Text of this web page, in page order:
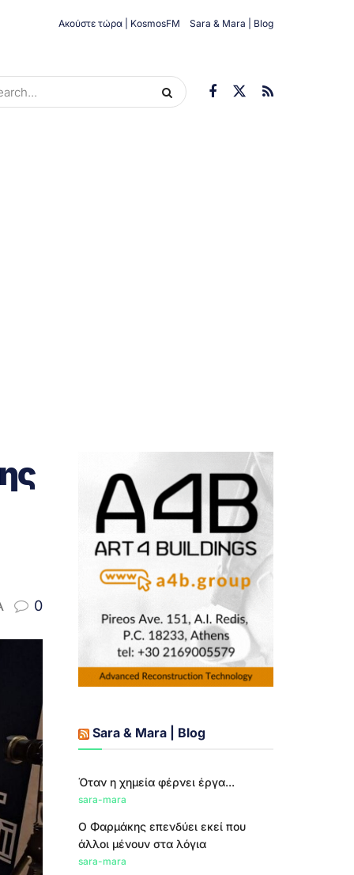
Ακούστε τώρα | KosmosFM Sara & Mara | Blog
0
Sara & Mara | Blog
Όταν η χημεία φέρνει έργα...
sara-mara
Ο Φαρμάκης επενδύει εκεί που
άλλοι μένουν στα λόγια
sara-mara